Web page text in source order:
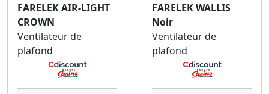
FARELEK AIR-LIGHT
CROWN
Ventilateur de
plafond
FARELEK WALLIS
Noir
Ventilateur de
plafond